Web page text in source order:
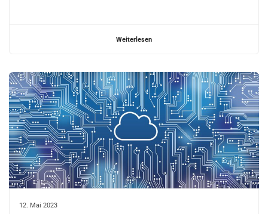
Weiterlesen
12. Mai 2023